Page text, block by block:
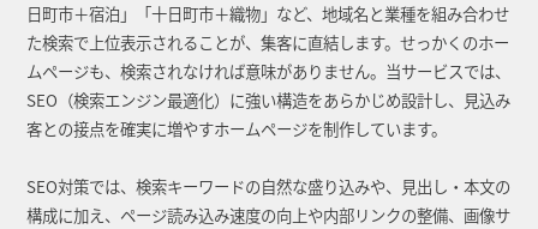
日町市＋宿泊」「十日町市＋織物」など、地域名と業種を組み合わせ
た検索で上位表示されることが、集客に直結します。せっかくのホー
ムページも、検索されなければ意味がありません。当サービスでは、
SEO（検索エンジン最適化）に強い構造をあらかじめ設計し、見込み
客との接点を確実に増やすホームページを制作しています。
SEO対策では、検索キーワードの自然な盛り込みや、見出し・本文の
構成に加え、ページ読み込み速度の向上や内部リンクの整備、画像サ